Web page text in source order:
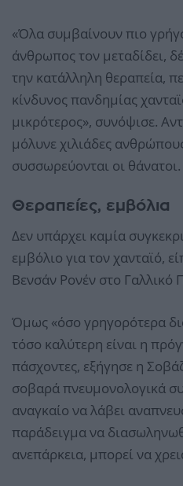
«Όλα συμβαίνουν πιο
άνθρωπος τον μεταδίδει,
την κατάλληλη θεραπεία,
κίνδυνος πανδημίας
μικρότερος», συνόψισε.
μόλυνε χιλιάδες
συσσωρεύονται οι θάνατοι.
Θεραπείες, εμβόλια
Δεν υπάρχει καμία
εμβόλιο για τον χανταϊό,
Βενσάν Ρονέν στο Γαλλικό
Όμως «όσο γρηγορότερα
τόσο καλύτερη είναι η
πάσχοντες, εξήγησε η
σοβαρά πνευμονολογικά
αναγκαίο να λάβει
παράδειγμα να
ανεπάρκεια, μπορεί να